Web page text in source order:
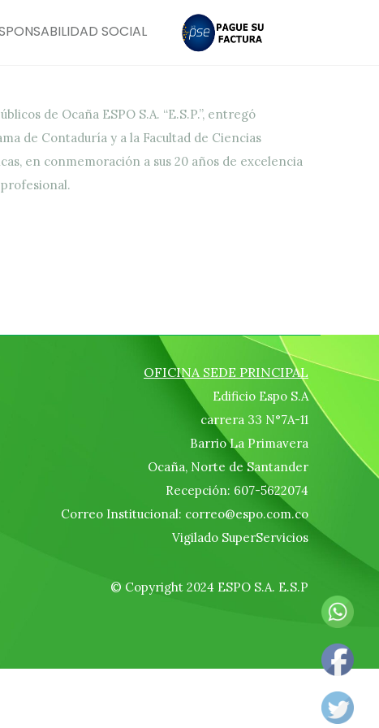
SOCIAL
de Ocaña ESPO S.A. “E.S.P.”, entregó
de Contaduría y a la Facultad de Ciencias
en conmemoración a sus 20 años de excelencia
OFICINA SEDE PRINCIPAL
Edificio Espo S.A
carrera 33 N°7A-11
Barrio La Primavera
Ocaña, Norte de Santander
Recepción: 607-5622074
Correo Institucional: correo@espo.com.co
Vigilado SuperServicios
© Copyright 2024 ESPO S.A. E.S.P